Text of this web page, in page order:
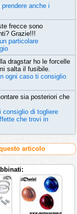
anche i
frecce sono
Grazie!!!
particolare
dragstar ho le forcelle
salta il fusibile.
ogni caso ti consiglio
sia posteriori che
consiglio di togliere
che trovi in
articolo